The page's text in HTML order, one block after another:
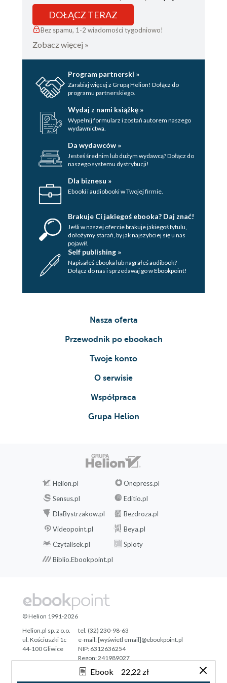
Ebook 22,22 zł
DOŁĄCZ TERAZ
Bez spamu, 1-2 wiadomości tygodniowo!
Zobacz więcej »
Program partnerski »
Zarabiaj więcej z Grupą Helion! Dołącz do
programu partnerskiego.
Wydaj z nami książkę »
Wypełnij formularz i zostań autorem naszego
wydawnictwa.
Da wydawców »
Jesteś średnim lub dużym wydawcą? Dołącz do
naszego systemu dystrybucji!
Dla biznesu »
Ebooki i audiobooki w Twojej firmie.
Brakuje Ci jakiegoś ebooka? Daj znać!
Jeśli w naszej ofercie brakuje jakiegoś tytulu,
dołożymy starań, by jak najszybciej się u nas
pojawił.
Self publishing »
Napisałeś ebooka lub nagrałeś audibook?
Dołącz do nas i sprzedawaj go w Ebookpoint!
Nasza oferta
Przewodnik po ebookach
Twoje konto
O serwisie
Współpraca
Grupa Helion
Helion.pl
Onepress.pl
Sensus.pl
Editio.pl
DlaBystrzakow.pl
Bezdroza.pl
Videopoint.pl
Beya.pl
Czytalisek.pl
Sploty
Biblio.Ebookpoint.pl
Tonik.pl
© Helion 1991-2026
Helion.pl sp. z o.o.
ul. Kościuszki 1c
44-100 Gliwice
tel. (32) 230-98-63
e-mail:[wyświetl email]@ebookpoint.pl
NIP: 6312636254
Regon: 241989027